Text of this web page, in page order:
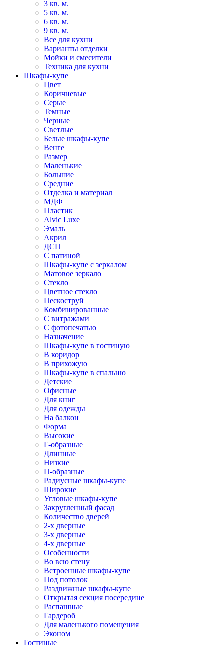
3 кв. м.
5 кв. м.
6 кв. м.
9 кв. м.
Все для кухни
Варианты отделки
Мойки и смесители
Техника для кухни
Шкафы-купе
Цвет
Коричневые
Серые
Темные
Черные
Светлые
Белые шкафы-купе
Венге
Размер
Маленькие
Большие
Средние
Отделка и материал
МДФ
Пластик
Alvic Luxe
Эмаль
Акрил
ДСП
С патиной
Шкафы-купе с зеркалом
Матовое зеркало
Стекло
Цветное стекло
Пескоструй
Комбинированные
С витражами
С фотопечатью
Назначение
Шкафы-купе в гостиную
В коридор
В прихожую
Шкафы-купе в спальню
Детские
Офисные
Для книг
Для одежды
На балкон
Форма
Высокие
Г-образные
Длинные
Низкие
П-образные
Радиусные шкафы-купе
Широкие
Угловые шкафы-купе
Закругленный фасад
Количество дверей
2-х дверные
3-х дверные
4-х дверные
Особенности
Во всю стену
Встроенные шкафы-купе
Под потолок
Раздвижные шкафы-купе
Открытая секция посередине
Распашные
Гардероб
Для маленького помещения
Эконом
Гостиные